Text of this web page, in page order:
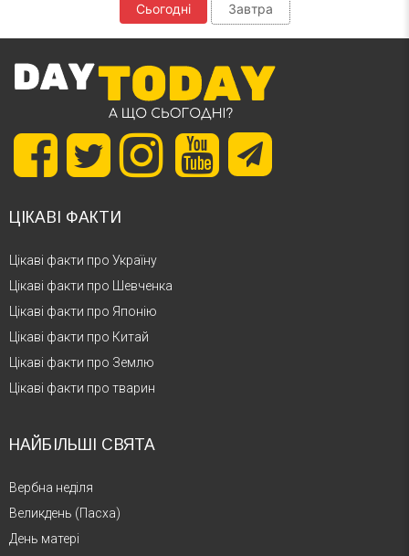
Сьогодні Завтра
ЦІКАВІ ФАКТИ
Цікаві факти про Україну
Цікаві факти про Шевченка
Цікаві факти про Японію
Цікаві факти про Китай
Цікаві факти про Землю
Цікаві факти про тварин
НАЙБІЛЬШІ СВЯТА
Вербна неділя
Великдень (Пасха)
День матері